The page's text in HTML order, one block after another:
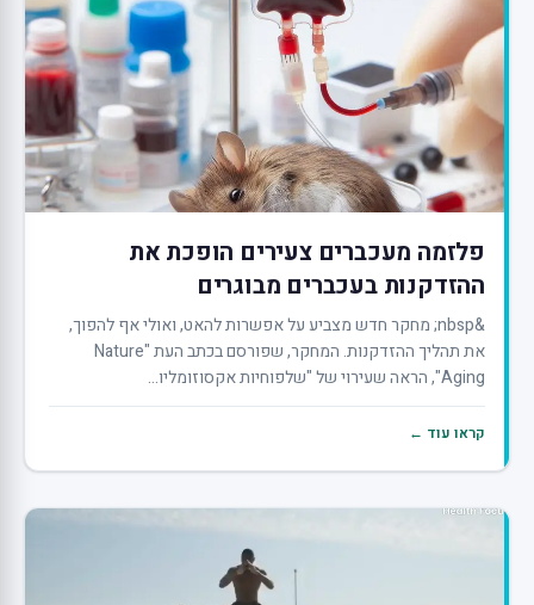
פלזמה מעכברים צעירים הופכת את
ההזדקנות בעכברים מבוגרים
&nbsp; מחקר חדש מצביע על אפשרות להאט, ואולי אף להפוך,
את תהליך ההזדקנות. המחקר, שפורסם בכתב העת "Nature
Aging", הראה שעירוי של "שלפוחיות אקסוזומליו...
קראו עוד ←